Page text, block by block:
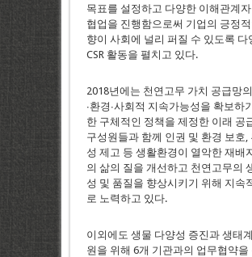
목표를 설정하고 다양한 이해관계
협업을 진행함으로써 기업의 긍정적
향이 사회에 널리 퍼질 수 있도록 다
CSR 활동을 펼치고 있다.
2018년에는 천연고무 가치 공급망
∙환경∙사회적 지속가능성을 확보하
한 구체적인 정책을 제정한 이래 공
구성원들과 함께 인권 및 환경 보호,
성 제고 등 생활환경이 열악한 재배
의 삶의 질을 개선하고 천연고무의
성 및 품질을 향상시키기 위해 지속
로 노력하고 있다.
이외에도 생물 다양성 증진과 생태
원을 위해 6개 기관과의 업무협약을